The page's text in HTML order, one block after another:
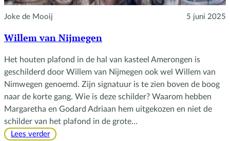
Joke de Mooij 5 juni 2025
Willem van Nijmegen
Het houten plafond in de hal van kasteel Amerongen is
geschilderd door Willem van Nijmegen ook wel Willem van
Nimwegen genoemd. Zijn signatuur is te zien boven de boog
naar de korte gang. Wie is deze schilder? Waarom hebben
Margaretha en Godard Adriaan hem uitgekozen en niet de
schilder van het plafond in de grote…
Lees verder: